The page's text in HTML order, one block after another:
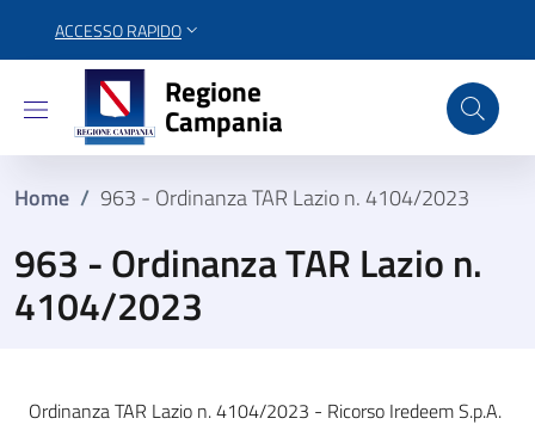
ACCESSO RAPIDO
Regione Campania
Regione
Campania
Home / 963 - Ordinanza TAR Lazio n. 4104/2023
963 - Ordinanza TAR Lazio n.
4104/2023
Ordinanza TAR Lazio n. 4104/2023 - Ricorso Iredeem S.p.A.